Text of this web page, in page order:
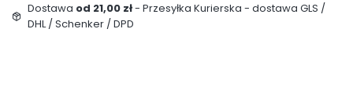
Dostawa od 21,00 zł- Przesyłka Kurierska - dostawa GLS /
DHL / Schenker / DPD